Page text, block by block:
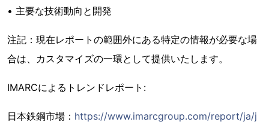
• 主要な技術動向と開発
注記：現在レポートの範囲外にある特定の情報が必要な場
合は、カスタマイズの一環として提供いたします。
IMARCによるトレンドレポート:
日本鉄鋼市場： https://www.imarcgroup.com/report/ja/j